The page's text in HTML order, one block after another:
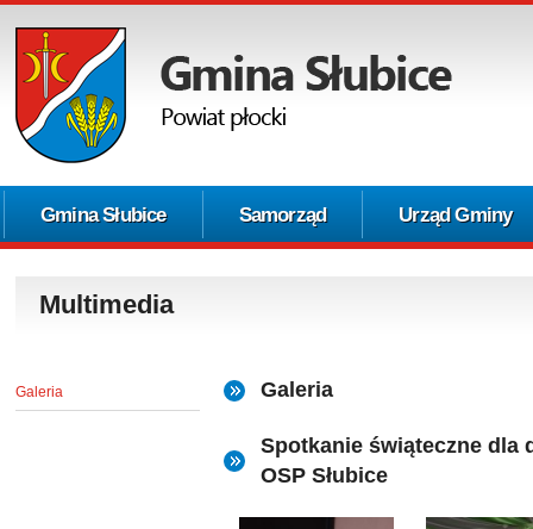
Gmina Słubice Samorząd Urząd Gminy
Multimedia
Galeria Galeria
Spotkanie świąteczne dla
OSP Słubice